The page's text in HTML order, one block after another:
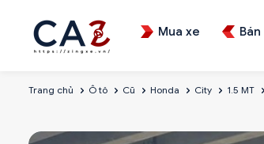
Mua xe Bán
Trang chủ Ô tô Cũ Honda City 1.5 MT